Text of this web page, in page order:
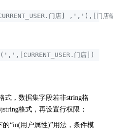
门店] ,','),[门店
门店])
式，数据集字段若非string格
格式，再设置行权限；
“in(用户属性)”用法，条件模